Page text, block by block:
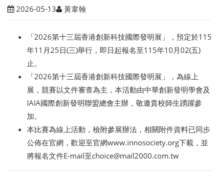
2026-05-13 黃韋翰
「2026第十三屆香港創新科技國際發明展」，預定於115
年11月25日(三)舉行，即日起報名至115年10月02(五)
止。
「2026第十三屆香港創新科技國際發明展」，為線上
展，競賽以文件審查為主，本活動由中華創新發明學會及
IAIA國際創新發明聯盟總會主辦，敬邀貴校師生踴躍參
加。
本比賽為線上活動，檢附參展辦法，相關附件資料已同步
公佈在官網，歡迎至官網www.innosociety.org下載，並
將報名文件E-mail至choice@mail2000.com.tw